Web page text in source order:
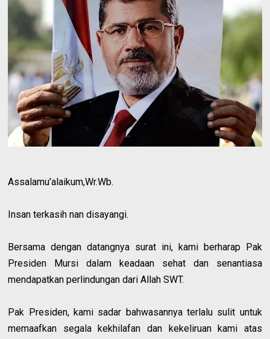
Assalamu’alaikum,Wr.Wb.
Insan terkasih nan disayangi.
Bersama dengan datangnya surat ini, kami berharap Pak
Presiden Mursi dalam keadaan sehat dan senantiasa
mendapatkan perlindungan dari Allah SWT.
Pak Presiden, kami sadar bahwasannya terlalu sulit untuk
memaafkan segala kekhilafan dan kekeliruan kami atas